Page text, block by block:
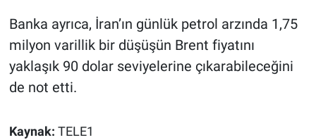
Banka ayrıca, İran’ın günlük petrol arzında 1,75
milyon varillik bir düşüşün Brent fiyatını
yaklaşık 90 dolar seviyelerine çıkarabileceğini
de not etti.
Kaynak: TELE1